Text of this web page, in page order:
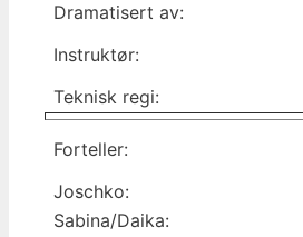
Dramatisert av:
Instruktør:
Teknisk regi:
Forteller:
Joschko:
Sabina/Daika: